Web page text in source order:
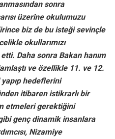
sonra
üzerine okulumuzu
biz de bu isteği sevinçle
okullarımızı
Daha sonra Bakan hanım
ve özellikle 11. ve 12.
hedeflerini
itibaren istikrarlı bir
etmeleri gerektiğini
genç dinamik insanlara
Nizamiye